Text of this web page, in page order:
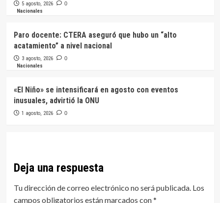
5 agosto, 2026 0
Nacionales
Paro docente: CTERA aseguró que hubo un “alto
acatamiento” a nivel nacional
3 agosto, 2026 0
Nacionales
«El Niño» se intensificará en agosto con eventos
inusuales, advirtió la ONU
1 agosto, 2026 0
Deja una respuesta
Tu dirección de correo electrónico no será publicada. Los
campos obligatorios están marcados con*